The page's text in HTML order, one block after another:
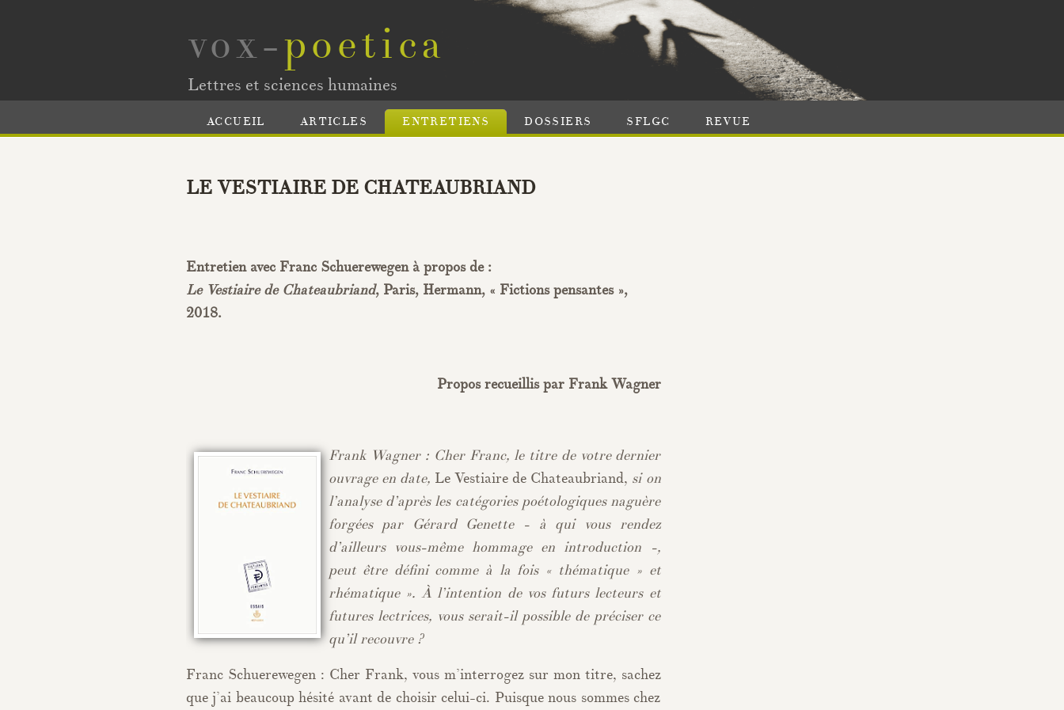
vox-poetica
Lettres et sciences humaines
ACCUEIL ARTICLES ENTRETIENS DOSSIERS SFLGC REVUE
LE VESTIAIRE DE CHATEAUBRIAND
Entretien avec Franc Schuerewegen àpropos de :
Le Vestiaire de Chateaubriand, Paris, Hermann, « Fictions pensantes »,
2018.
Propos recueillis par Frank Wagner
Frank Wagner : Cher Franc, le titre de votre dernier
ouvrage en date, Le Vestiaire de Chateaubriand, si on
l’analyse d’après les catégories poétologiques naguère
forgées par Gérard Genette - à qui vous rendez
d’ailleurs vous-même hommage en introduction -,
peut être défini comme à la fois « thématique » et
rhématique ». À l’intention de vos futurs lecteurs et
futures lectrices, vous serait-il possible de préciser ce
qu’il recouvre ?
Franc Schuerewegen : Cher Frank, vous m’interrogez sur mon titre, sachez
que j’ai beaucoup hésité avant de choisir celui-ci. Puisque nous sommes chez